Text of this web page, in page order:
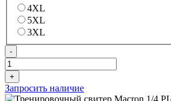
4XL
5XL
3XL
-
+
Запросить наличие